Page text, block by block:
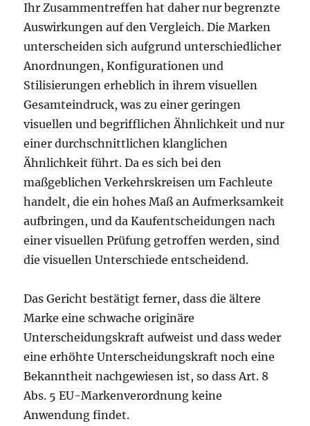
Ihr Zusammentreffen hat daher nur begrenzte
Auswirkungen auf den Vergleich. Die Marken
unterscheiden sich aufgrund unterschiedlicher
Anordnungen, Konfigurationen und
Stilisierungen erheblich in ihrem visuellen
Gesamteindruck, was zu einer geringen
visuellen und begrifflichen Ähnlichkeit und nur
einer durchschnittlichen klanglichen
Ähnlichkeit führt. Da es sich bei den
maßgeblichen Verkehrskreisen um Fachleute
handelt, die ein hohes Maß an Aufmerksamkeit
aufbringen, und da Kaufentscheidungen nach
einer visuellen Prüfung getroffen werden, sind
die visuellen Unterschiede entscheidend.
Das Gericht bestätigt ferner, dass die ältere
Marke eine schwache originäre
Unterscheidungskraft aufweist und dass weder
eine erhöhte Unterscheidungskraft noch eine
Bekanntheit nachgewiesen ist, so dass Art. 8
Abs. 5 EU-Markenverordnung keine
Anwendung findet.